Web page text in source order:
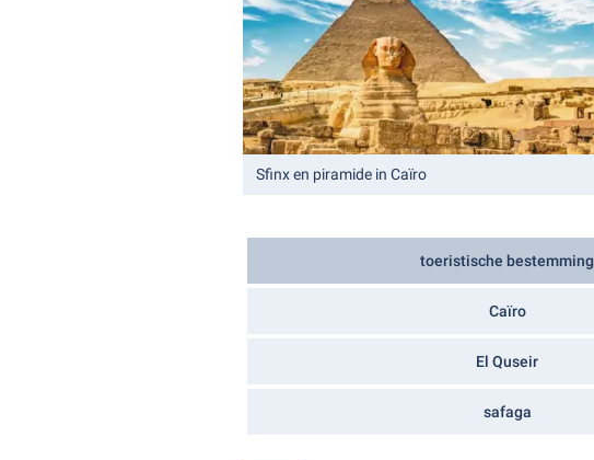
Sfinx en piramide in Caïro
toeristische bestemming
Caïro
El Quseir
safaga